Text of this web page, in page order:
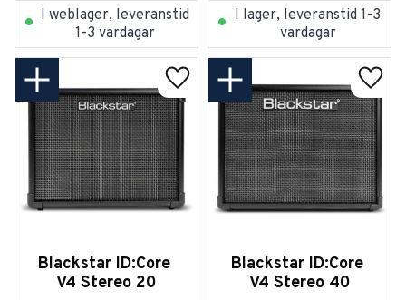
I weblager, leveranstid
1-3 vardagar
I lager, leveranstid 1-3
vardagar
Blackstar ID:Core
V4 Stereo 20
Lägg till i favoriter
Blackstar ID:Core
V4 Stereo 40